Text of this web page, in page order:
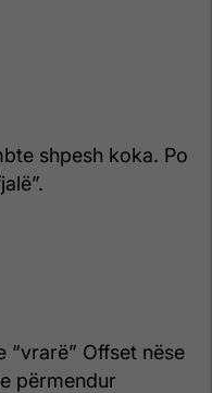
shpesh koka. Po
“vrarë” Offset nëse
përmendur